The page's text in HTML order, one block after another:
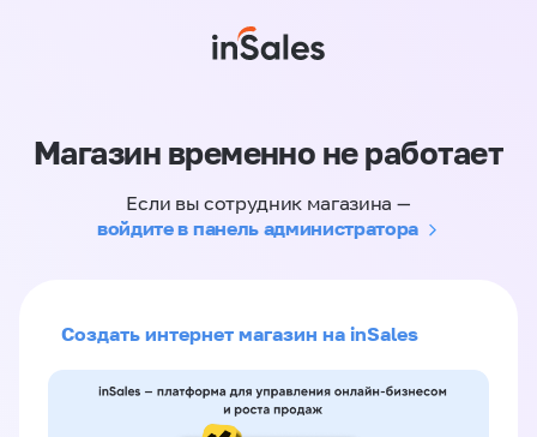
Магазин временно не работает
Если вы сотрудник магазина —
войдите в панель администратора
Создать интернет магазин на inSales